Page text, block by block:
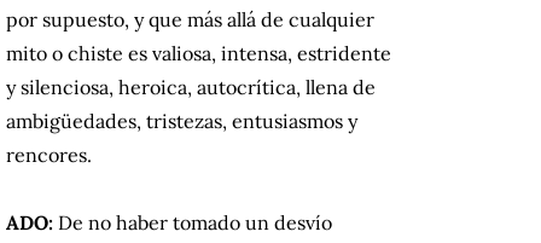
por supuesto, y que más allá de cualquier
mito o chiste es valiosa, intensa, estridente
y silenciosa, heroica, autocrítica, llena de
ambigüedades, tristezas, entusiasmos y
rencores.
ADO: De no haber tomado un desvío